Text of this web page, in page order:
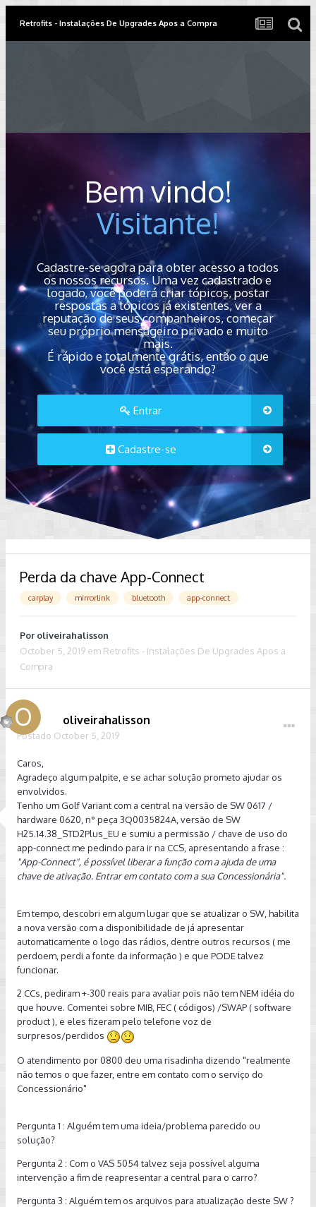
Retrofits - Instalações De Upgrades Apos a Compra
Bem vindo!
Visitante!
Cadastre-se agora para obter acesso a todos
os nossos recursos. Uma vez cadastrado e
logado, você poderá criar tópicos, postar
respostas a tópicos já existentes, ver a
reputação de seus companheiros, começar
seu próprio mensageiro privado e muito
mais.
É rápido e totalmente grátis, então o que
você está esperando?
Entrar
Cadastre-se
Perda da chave App-Connect
carplay mirrorlink bluetooth app-connect
Por oliveirahalisson
October 5, 2019 em Retrofits - Instalações De Upgrades Apos a
Compra
oliveirahalisson
Postado October 5, 2019
Caros,
Agradeço algum palpite, e se achar solução prometo ajudar os
envolvidos.
Tenho um Golf Variant com a central na versão de SW 0617 /
hardware 0620, n° peça 3Q0035824A, versão de SW
H25.14.38_STD2Plus_EU e sumiu a permissão / chave de uso do
app-connect me pedindo para ir na CCS, apresentando a frase :
"App-Connect", é possível liberar a função com a ajuda de uma
chave de ativação. Entrar em contato com a sua Concessionária".
Em tempo, descobri em algum lugar que se atualizar o SW, habilita
a nova versão com a disponibilidade de já apresentar
automaticamente o logo das rádios, dentre outros recursos ( me
perdoem, perdi a fonte da informação ) e que PODE talvez
funcionar.
2 CCs, pediram +-300 reais para avaliar pois não tem NEM idéia do
que houve. Comentei sobre MIB, FEC ( códigos) /SWAP ( software
product ), e eles fizeram pelo telefone voz de
surpresos/perdidos
O atendimento por 0800 deu uma risadinha dizendo "realmente
não temos o que fazer, entre em contato com o serviço do
Concessionário"
Pergunta 1 : Alguém tem uma ideia/problema parecido ou
solução?
Pergunta 2 : Com o VAS 5054 talvez seja possível alguma
intervenção a fim de reapresentar a central para o carro?
Pergunta 3 : Alguém tem os arquivos para atualização deste SW ?